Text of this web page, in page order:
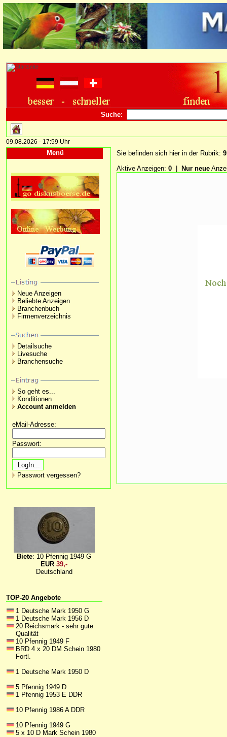
Suche:
09.08.2026 - 17:59 Uhr
Menü
Neue Anzeigen
Beliebte Anzeigen
Branchenbuch
Firmenverzeichnis
Detailsuche
Livesuche
Branchensuche
So geht es...
Konditionen
Account anmelden
eMail-Adresse:
Passwort:
Passwort vergessen?
Biete: 10 Pfennig 1949 G
EUR 39,-
Deutschland
TOP-20 Angebote
1 Deutsche Mark 1950 G
1 Deutsche Mark 1956 D
20 Reichsmark - sehr gute
Qualität
10 Pfennig 1949 F
BRD 4 x 20 DM Schein 1980
Fortl.
1 Deutsche Mark 1950 D
5 Pfennig 1949 D
1 Pfennig 1953 E DDR
10 Pfennig 1986 A DDR
10 Pfennig 1949 G
5 x 10 D Mark Schein 1980
Sie befinden sich hier in der Rubrik:
Aktive Anzeigen: 0 Nur neue